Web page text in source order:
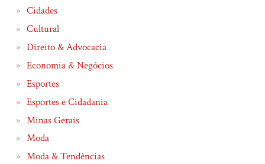
Cidades
Cultural
Direito & Advocacia
Economia & Negócios
Esportes
Esportes e Cidadania
Minas Gerais
Moda
Moda & Tendências